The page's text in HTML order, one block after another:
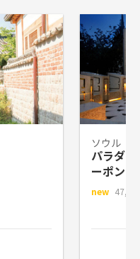
ソウル
パラダ
ーポン
new